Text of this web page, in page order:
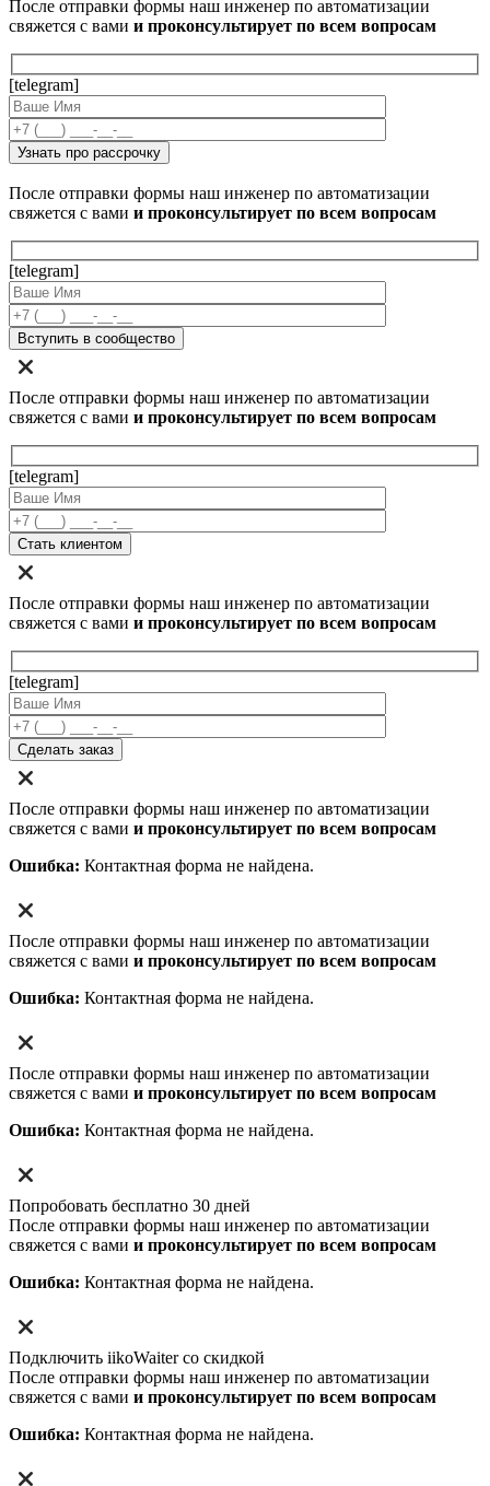
После отправки формы наш инженер по автоматизации
свяжется с вами и проконсультирует по всем вопросам
[telegram]
После отправки формы наш инженер по автоматизации
свяжется с вами и проконсультирует по всем вопросам
[telegram]
После отправки формы наш инженер по автоматизации
свяжется с вами и проконсультирует по всем вопросам
[telegram]
После отправки формы наш инженер по автоматизации
свяжется с вами и проконсультирует по всем вопросам
[telegram]
После отправки формы наш инженер по автоматизации
свяжется с вами и проконсультирует по всем вопросам
Ошибка: Контактная форма не найдена.
После отправки формы наш инженер по автоматизации
свяжется с вами и проконсультирует по всем вопросам
Ошибка: Контактная форма не найдена.
После отправки формы наш инженер по автоматизации
свяжется с вами и проконсультирует по всем вопросам
Ошибка: Контактная форма не найдена.
Попробовать бесплатно 30 дней
После отправки формы наш инженер по автоматизации
свяжется с вами и проконсультирует по всем вопросам
Ошибка: Контактная форма не найдена.
Подключить iikoWaiter со скидкой
После отправки формы наш инженер по автоматизации
свяжется с вами и проконсультирует по всем вопросам
Ошибка: Контактная форма не найдена.